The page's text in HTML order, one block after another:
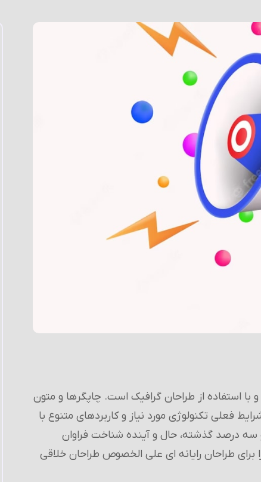
استفاده از طراحان گرافیک است. چاپگرها و متون
فعلی تکنولوژی مورد نیاز و کاربردهای متنوع با
سه درصد گذشته، حال و آینده شناخت فراوان
طراحان رایانه ای علی الخصوص طراحان خلاقی